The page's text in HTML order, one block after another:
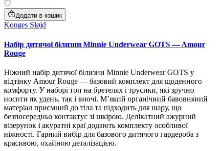
Додати в кошик
Konges Sløjd
Набір дитячої білизни Minnie Underwear GOTS — Amour
Rouge
Ніжний набір дитячої білизни Minnie Underwear GOTS у
відтінку Amour Rouge — базовий комплект для щоденного
комфорту. У наборі топ на бретелях і трусики, які зручно
носити як удень, так і вночі. М’який органічний бавовняний
матеріал приємний до тіла та підходить для шару, що
безпосередньо контактує зі шкірою. Делікатний ажурний
візерунок і акуратні краї додають комплекту особливої
ніжності. Гарний вибір для базового дитячого гардероба з
красивою, охайною деталізацією.